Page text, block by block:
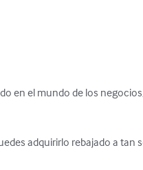
en el mundo de los
adquirirlo rebajado a